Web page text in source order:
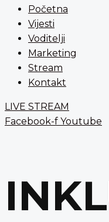
Početna
Vijesti
Voditelji
Marketing
Stream
Kontakt
LIVE STREAM
Facebook-f Youtube